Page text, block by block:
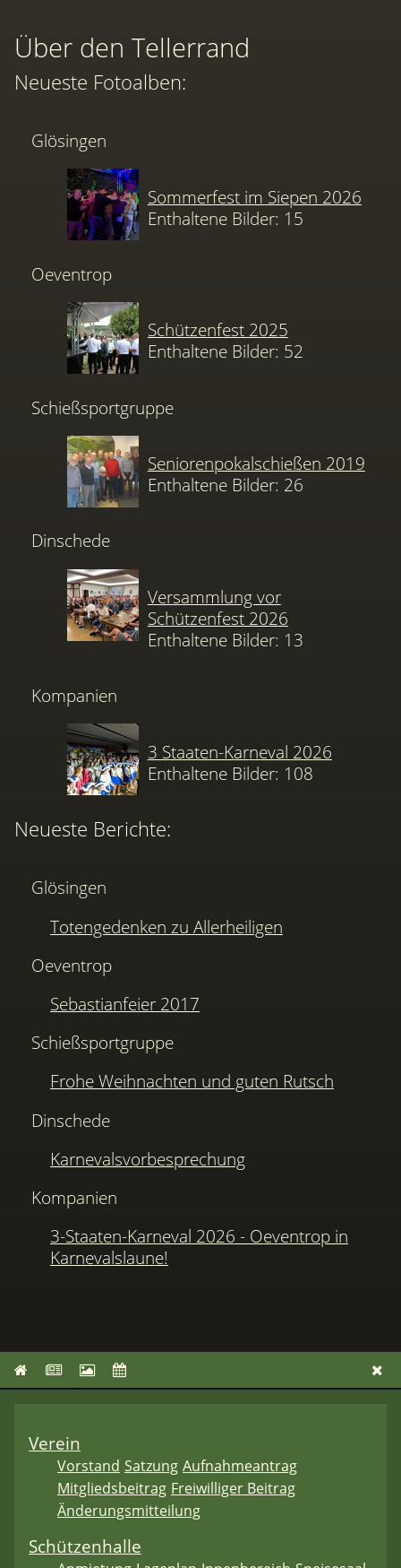
Über den Tellerrand
Neueste Fotoalben:
Glösingen
Sommerfest im Siepen 2026
Enthaltene Bilder: 15
Oeventrop
Schützenfest 2025
Enthaltene Bilder: 52
Schießsportgruppe
Seniorenpokalschießen 2019
Enthaltene Bilder: 26
Dinschede
Versammlung vor
Schützenfest 2026
Enthaltene Bilder: 13
Kompanien
3 Staaten-Karneval 2026
Enthaltene Bilder: 108
Neueste Berichte:
Glösingen
Totengedenken zu Allerheiligen
Oeventrop
Sebastianfeier 2017
Schießsportgruppe
Frohe Weihnachten und guten Rutsch
Dinschede
Karnevalsvorbesprechung
Kompanien
3-Staaten-Karneval 2026 - Oeventrop in
Karnevalslaune!
Verein
Vorstand Satzung Aufnahmeantrag
Mitgliedsbeitrag Freiwilliger Beitrag
Änderungsmitteilung
Schützenhalle